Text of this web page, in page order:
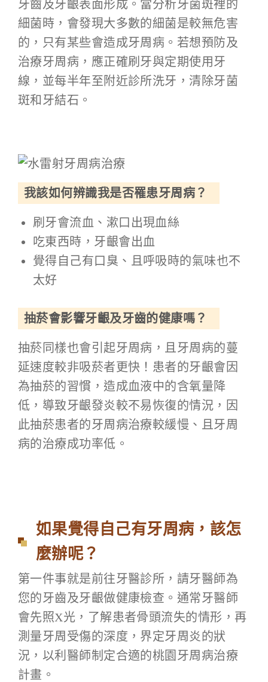
牙齒及牙齦表面形成。當分析牙菌斑裡的
細菌時，會發現大多數的細菌是較無危害
的，只有某些會造成牙周病。若想預防及
治療牙周病，應正確刷牙與定期使用牙
線，並每半年至附近診所洗牙，清除牙菌
斑和牙結石。
我該如何辨識我是否罹患牙周病？
刷牙會流血、漱口出現血絲
吃東西時，牙齦會出血
覺得自己有口臭、且呼吸時的氣味也不
太好
抽菸會影響牙齦及牙齒的健康嗎？
抽菸同樣也會引起牙周病，且牙周病的蔓
延速度較非吸菸者更快！患者的牙齦會因
為抽菸的習慣，造成血液中的含氧量降
低，導致牙齦發炎較不易恢復的情況，因
此抽菸患者的牙周病治療較緩慢、且牙周
病的治療成功率低。
如果覺得自己有牙周病，該怎
麼辦呢？
第一件事就是前往牙醫診所，請牙醫師為
您的牙齒及牙齦做健康檢查。通常牙醫師
會先照X光，了解患者骨頭流失的情形，再
測量牙周受傷的深度，界定牙周炎的狀
況，以利醫師制定合適的桃園牙周病治療
計畫。